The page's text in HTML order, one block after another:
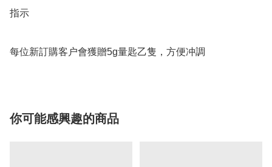
指示
每位新訂購客户會獲贈5g量匙乙隻，方便冲調
你可能感興趣的商品